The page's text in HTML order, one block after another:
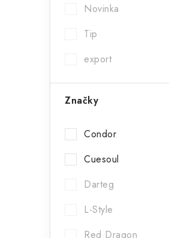
Novinka
Tip
export
Značky
Condor
Cuesoul
Darteg
L-Style
Red Dragon